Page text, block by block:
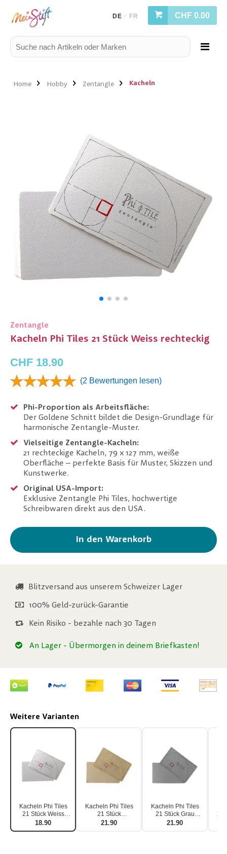
DE / FR CHF 0.00
Home Hobby Zentangle Kacheln
Zentangle
Kacheln Phi Tiles 21 Stück Weiss rechteckig
CHF 18.90
(2 Bewertungen lesen)
Phi-Proportion als Arbeitsfläche:
Der Goldene Schnitt bildet die Design-Grundlage für
harmonische Zentangle-Muster.
Vielseitige Zentangle-Kacheln:
21 rechteckige Kacheln, 79 x 127 mm, weiße
Oberfläche – perfekte Basis für Muster, Skizzen und
Kunstwerke.
Original USA-Import:
Exklusive Zentangle Phi Tiles, hochwertige
Schreibwaren direkt aus den USA.
In den Warenkorb
Blitzversand aus unserem Schweizer Lager
100% Geld-zurück-Garantie
Kein Risiko - bezahle nach 30 Tagen
An Lager - Übermorgen in deinem Briefkasten!
Weitere Varianten
Kacheln Phi Tiles
21 Stück Weiss
rechteckig
18.90
Kacheln Phi Tiles
21 Stück
Renaissance
21.90
Kacheln Phi Tiles
21 Stück Grau
rechteckig
21.90
21